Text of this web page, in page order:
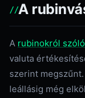
A
A rubinokról
valuta
szerint
leállásig még